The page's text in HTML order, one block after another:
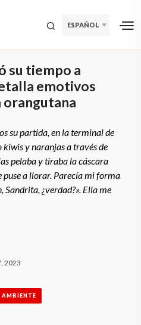
ESPAÑOL
su tiempo a
emotivos
orangutana
su partida, en la terminal de
kiwis y naranjas a través de
pelaba y tiraba la cáscara
a llorar. Parecía mi forma
Sandrita, ¿verdad?». Ella me
2023
AMBIENTE